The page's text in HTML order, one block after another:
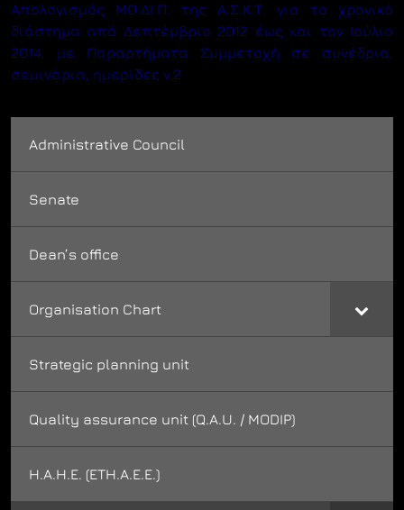
Administrative Council
Senate
Dean’s office
Organisation Chart
Strategic planning unit
Quality assurance unit (Q.A.U. / MODIP)
H.A.H.E. (ETH.A.E.E.)
Απολογισμός ΜΟ.ΔΙ.Π. της Α.Σ.Κ.Τ. για το χρονικό
διάστημα από Δεπτέμβριο 2012 έως και τον Ιούλιο
2014, με Παραρτήματα
Συμμετοχή σε συνέδρια,
σεμινάρια, ημερίδες v.2